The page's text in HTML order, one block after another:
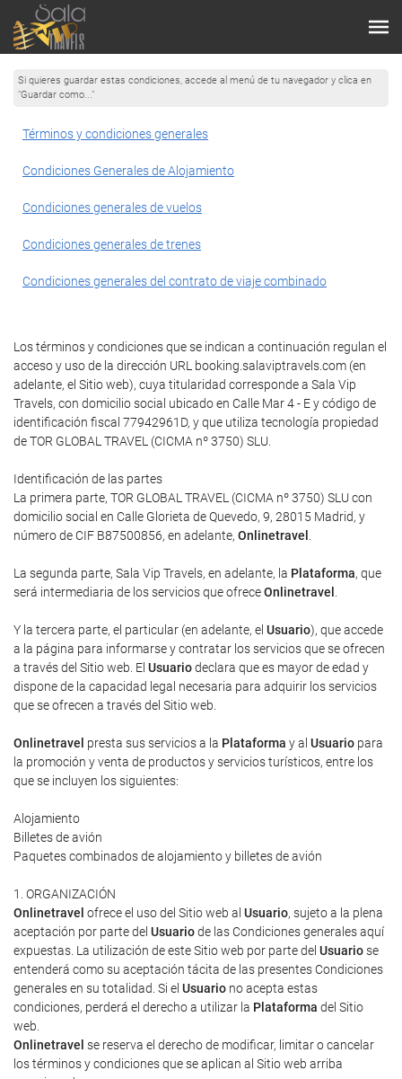
Si quieres guardar estas condiciones, accede al menú de tu navegador y clica en
"Guardar como..."
Términos y condiciones generales
Condiciones Generales de Alojamiento
Condiciones generales de vuelos
Condiciones generales de trenes
Condiciones generales del contrato de viaje combinado
Los términos y condiciones que se indican a continuación regulan el
acceso y uso de la dirección URL booking.salaviptravels.com (en
adelante, el Sitio web), cuya titularidad corresponde a Sala Vip
Travels, con domicilio social ubicado en Calle Mar 4 - E y código de
identificación fiscal 77942961D, y que utiliza tecnología propiedad
de TOR GLOBAL TRAVEL (CICMA nº 3750) SLU.
Identificación de las partes
La primera parte, TOR GLOBAL TRAVEL (CICMA nº 3750) SLU con
domicilio social en Calle Glorieta de Quevedo, 9, 28015 Madrid, y
número de CIF B87500856, en adelante, Onlinetravel
La segunda parte, Sala Vip Travels, en adelante, la Plataforma, que
será intermediaria de los servicios que ofreceOnlinetravel
Y la tercera parte, el particular (en adelante, el Usuario), que accede
a la página para informarse y contratar los servicios que se ofrecen
a través del Sitio web. El Usuariodeclara que es mayor de edad y
dispone de la capacidad legal necesaria para adquirir los servicios
que se ofrecen a través del Sitio web.
Onlinetravel presta sus servicios a la Plataforma y al Usuario para
la promoción y venta de productos y servicios turísticos, entre los
que se incluyen los siguientes:
Alojamiento
Billetes de avión
Paquetes combinados de alojamiento y billetes de avión
1. ORGANIZACIÓN
Onlinetravel ofrece el uso del Sitio web al Usuario, sujeto a la plena
aceptación por parte del Usuariode las Condiciones generales aquí
expuestas. La utilización de este Sitio web por parte del Usuariose
entenderá como su aceptación tácita de las presentes Condiciones
generales en su totalidad. Si el Usuario no acepta estas
condiciones, perderá el derecho a utilizar la Plataforma del Sitio
web.
Onlinetravel se reserva el derecho de modificar, limitar o cancelar
los términos y condiciones que se aplican al Sitio web arriba